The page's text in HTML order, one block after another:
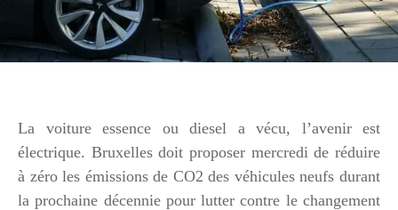
La voiture essence ou diesel a vécu, l’avenir est
électrique. Bruxelles doit proposer mercredi de réduire
à zéro les émissions de CO2 des véhicules neufs durant
la prochaine décennie pour lutter contre le changement